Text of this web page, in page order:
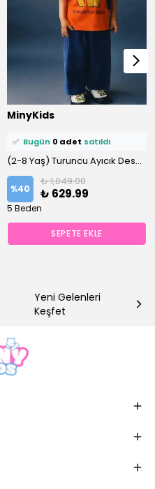
MinyKids
⭐️ Bu ürünü0 kişifavoriledi!
0 kişi
✅ Bugün 0 adet satıldı
(2-8 Yaş) Turuncu Ayıcık Desen Bisiklet Yaka %100 Pamuklu Altüst Takım
%40
₺ 1,049.00
₺ 629.99
5 Beden
SEPETE EKLE
Yeni Gelenleri
Keşfet